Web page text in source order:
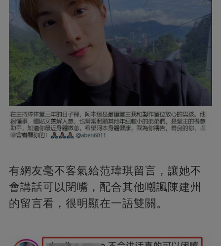
有網友毫不客氣給范瑋琪留言，讓她不
會講話可以閉嘴，配合其他嘲諷陳建州
的留言看，很明顯在一語雙關。